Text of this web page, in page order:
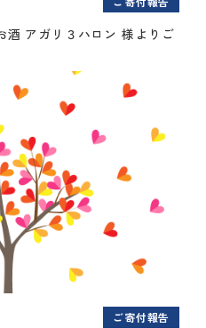
酒 アガリ３ハロン 様よりご
ご寄付報告